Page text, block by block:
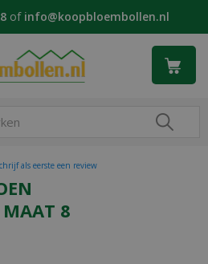
of info@koopbloembollen.nl
MAAT 8
als eerste een review